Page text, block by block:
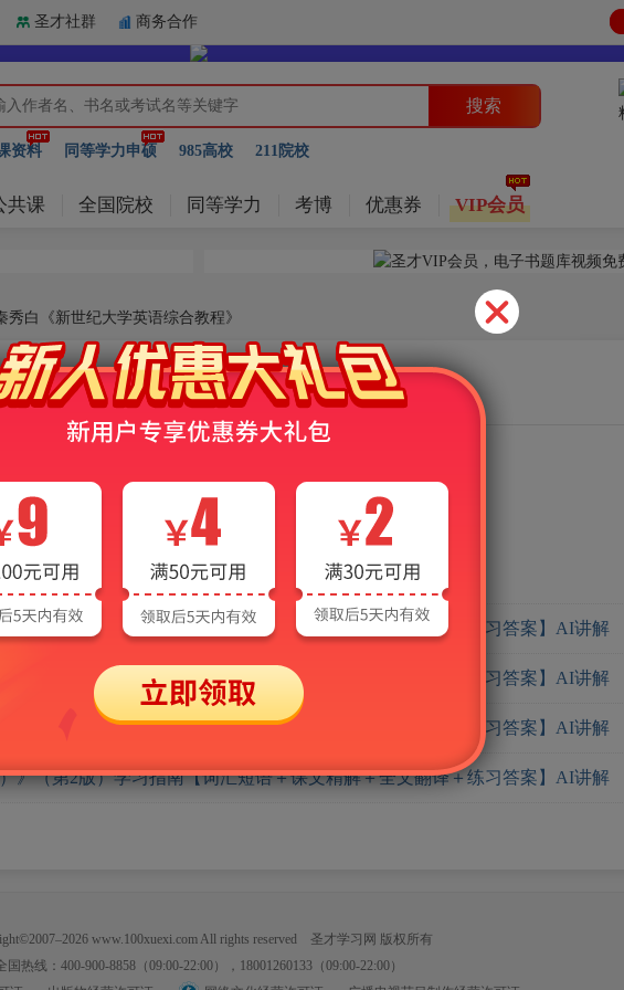
圣才社群 商务合作
搜索
资料 同等学力申硕 985高校 211院校
共课 全国院校 同等学力 考博 优惠券 VIP会员
秀白《新世纪大学英语综合教程》
秀白《新世纪大学英语综合教程》
语综合教程（1～4）》（第2版）全套资料【学习指南】
》（第2版）学习指南【词汇短语＋课文精解＋全文翻译＋练习答案】AI讲解
》（第2版）学习指南【词汇短语＋课文精解＋全文翻译＋练习答案】AI讲解
》（第2版）学习指南【词汇短语＋课文精解＋全文翻译＋练习答案】AI讲解
》（第2版）学习指南【词汇短语＋课文精解＋全文翻译＋练习答案】AI讲解
www.100xuexi.com All rights reserved 圣才学习网 版权所有
国热线：400-900-8858（09:00-22:00），18001260133（09:00-22:00）